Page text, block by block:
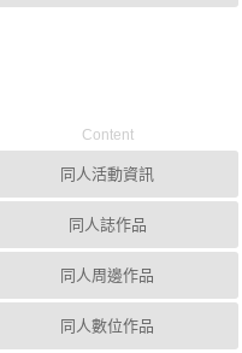
Content
同人活動資訊
同人誌作品
同人周邊作品
同人數位作品